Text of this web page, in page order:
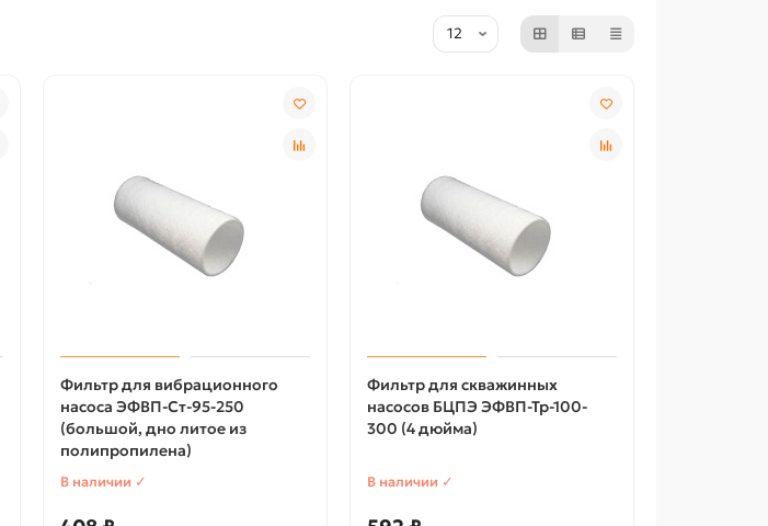
Фильтр для вибрационного
насоса ЭФВП-Ст-95-250
(большой, дно литое из
полипропилена)
В наличии ✓
Фильтр для скважинных
насосов БЦПЭ ЭФВП-Тр-100-
300 (4 дюйма)
В наличии ✓